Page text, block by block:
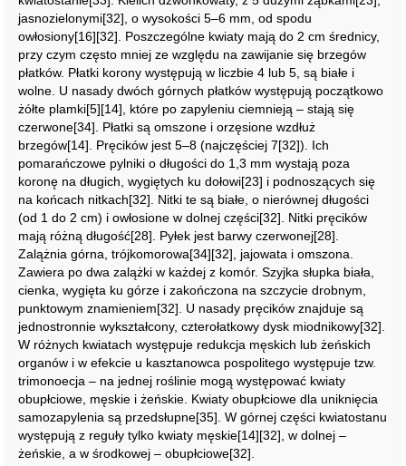
jasnozielonymi[32], o wysokości 5–6 mm, od spodu
owłosiony[16][32]. Poszczególne kwiaty mają do 2 cm średnicy,
przy czym często mniej ze względu na zawijanie się brzegów
płatków. Płatki korony występują w liczbie 4 lub 5, są białe i
wolne. U nasady dwóch górnych płatków występują początkowo
żółte plamki[5][14], które po zapyleniu ciemnieją – stają się
czerwone[34]. Płatki są omszone i orzęsione wzdłuż
brzegów[14]. Pręcików jest 5–8 (najczęściej 7[32]). Ich
pomarańczowe pylniki o długości do 1,3 mm wystają poza
koronę na długich, wygiętych ku dołowi[23] i podnoszących się
na końcach nitkach[32]. Nitki te są białe, o nierównej długości
(od 1 do 2 cm) i owłosione w dolnej części[32]. Nitki pręcików
mają różną długość[28]. Pyłek jest barwy czerwonej[28].
Zalążnia górna, trójkomorowa[34][32], jajowata i omszona.
Zawiera po dwa zalążki w każdej z komór. Szyjka słupka biała,
cienka, wygięta ku górze i zakończona na szczycie drobnym,
punktowym znamieniem[32]. U nasady pręcików znajduje są
jednostronnie wykształcony, czterołatkowy dysk miodnikowy[32].
W różnych kwiatach występuje redukcja męskich lub żeńskich
organów i w efekcie u kasztanowca pospolitego występuje tzw.
trimonoecja – na jednej roślinie mogą występować kwiaty
obupłciowe, męskie i żeńskie. Kwiaty obupłciowe dla uniknięcia
samozapylenia są przedsłupne[35]. W górnej części kwiatostanu
występują z reguły tylko kwiaty męskie[14][32], w dolnej –
żeńskie, a w środkowej – obupłciowe[32].